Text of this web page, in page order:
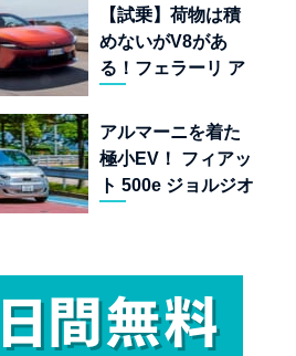
異常な世界
【試乗】荷物は積
めないがV8があ
る！フェラーリ ア
ーが証明する純内
燃機関オープンカ
ーの至福
アルマーニを着た
極小EV！ フィアッ
ト 500e ジョルジオ